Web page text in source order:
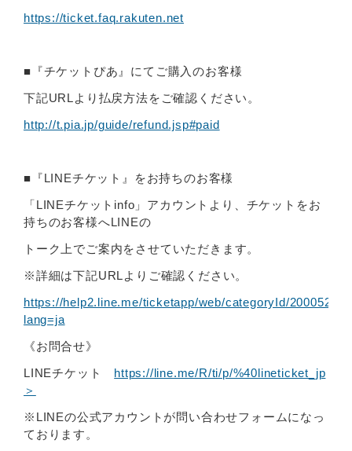
https://ticket.faq.rakuten.net
■『チケットぴあ』にてご購入のお客様
下記URLより払戻方法をご確認ください。
http://t.pia.jp/guide/refund.jsp#paid
■『LINEチケット』をお持ちのお客様
「LINEチケットinfo」アカウントより、チケットをお
持ちのお客様へLINEの
トーク上でご案内をさせていただきます。
※詳細は下記URLよりご確認ください。
https://help2.line.me/ticketapp/web/categoryId/20005226/
lang=ja
《お問合せ》
LINEチケット https://line.me/R/ti/p/%40lineticket_jp
＞
※LINEの公式アカウントが問い合わせフォームになっ
ております。